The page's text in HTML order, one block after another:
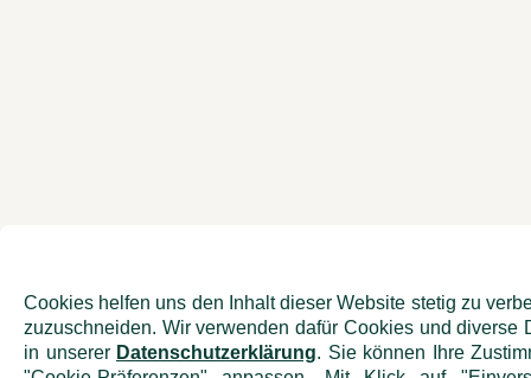
Cookies helfen uns den Inhalt dieser Website stetig zu
zuzuschneiden. Wir verwenden dafür Cookies und diverse
in unserer Datenschutzerklärung. Sie können Ihre